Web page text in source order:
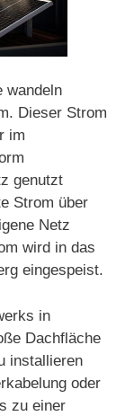
wandeln
Dieser Strom
im
genutzt
Strom über
Netz
wird in das
eingespeist.
in
Dachfläche
installieren
oder
zu einer